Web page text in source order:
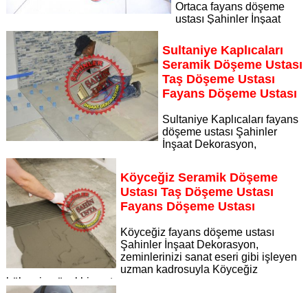
Ortaca fayans döşeme
ustası Şahinler İnşaat
Dekorasyon, zeminlerinizi sanat eseri gibi işleyen uzman
kadrosuyla Ortaca bölgesine özel hizmet sunuyor Ortaca
seramik döşeme ustası taş döşeme ustası fayans döşeme
ustası
Sayfaya Git
Sultaniye Kaplıcaları
Seramik Döşeme Ustası
Taş Döşeme Ustası
Fayans Döşeme Ustası
Sultaniye Kaplıcaları fayans
döşeme ustası Şahinler
İnşaat Dekorasyon,
zeminlerinizi sanat eseri gibi işleyen uzman kadrosuyla
Sultaniye Kaplıcaları bölgesine özel hizmet sunuyor
Sayfaya Git
Köyceğiz Seramik Döşeme
Ustası Taş Döşeme Ustası
Fayans Döşeme Ustası
Köyceğiz fayans döşeme ustası
Şahinler İnşaat Dekorasyon,
zeminlerinizi sanat eseri gibi işleyen
uzman kadrosuyla Köyceğiz
bölgesine özel hizmet sunuyor